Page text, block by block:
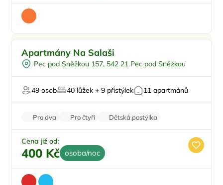
Pro skupiny
U lyžařského střediska
Zvířata povolena
Apartmány Na Salaši
Pec pod Sněžkou 157, 542 21 Pec pod Sněžkou
49 osob 40 lůžek + 9 přistýlek 11 apartmánů
Pro dva Pro čtyři
Dětská postýlka
Venkovní posezení
Venkovní gril
Cena již od:
400 Kč osoba/noc